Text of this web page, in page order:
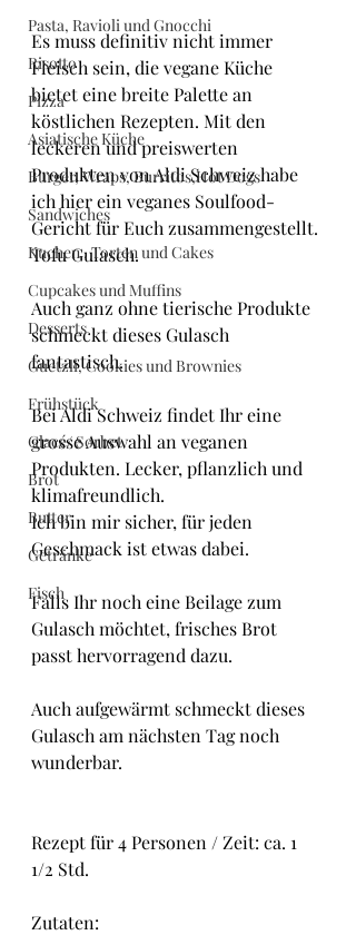
Pasta, Ravioli und Gnocchi
Risotto
Pizza
Asiatische Küche
Burger, Wraps, Burritos,Hot Dogs
Sandwiches
Kuchen , Torten und Cakes
Cupcakes und Muffins
Desserts
Guetzli, Cookies und Brownies
Frühstück
Glacé/ Sorbet
Brot
Butter
Getränke
Fisch
Es muss definitiv nicht immer
Fleisch sein, die vegane Küche
bietet eine breite Palette an
köstlichen Rezepten. Mit den
leckeren und preiswerten
Produkten von Aldi Schweiz habe
ich hier ein veganes Soulfood-
Gericht für Euch zusammengestellt.
Tofu Gulasch.
Auch ganz ohne tierische Produkte
schmeckt dieses Gulasch
fantastisch.
Bei Aldi Schweiz findet Ihr eine
grosse Auswahl an veganen
Produkten. Lecker, pflanzlich und
klimafreundlich.
Ich bin mir sicher, für jeden
Geschmack ist etwas dabei.
Falls Ihr noch eine Beilage zum
Gulasch möchtet, frisches Brot
passt hervorragend dazu.
Auch aufgewärmt schmeckt dieses
Gulasch am nächsten Tag noch
wunderbar.
Rezept für 4 Personen / Zeit: ca. 1
1/2 Std.
Zutaten: